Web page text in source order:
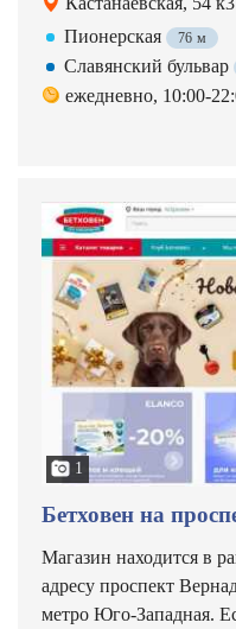
Пионерская
76 м
Славянский бульвар
ежедневно, 10:00-
1
Бетховен на
Магазин находится в
адресу проспект
метро Юго-Западная.